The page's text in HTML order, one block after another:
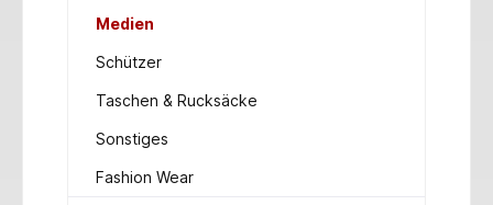
Medien
Schützer
Taschen & Rucksäcke
Sonstiges
Fashion Wear